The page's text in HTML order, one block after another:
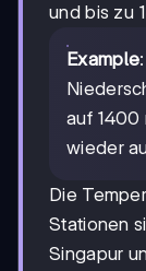
und bis zu
Example
auf 1400
wieder
Die
Stationen
Singapur